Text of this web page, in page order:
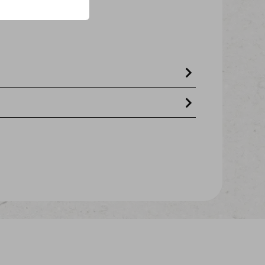
rijstebloem 8%, voorgegelatineerd
2,5%, zout 0,1%, kaliumsorbaat